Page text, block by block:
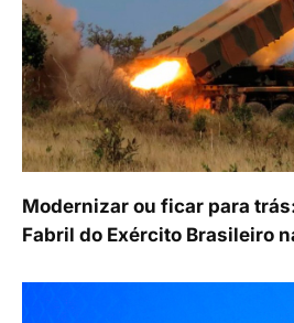
Modernizar ou ficar para
Fabril do Exército Brasileiro